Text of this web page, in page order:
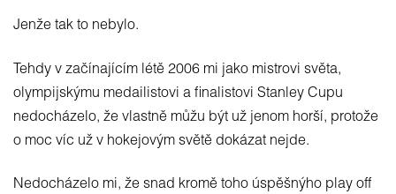
Jenže tak to nebylo.
Tehdy v začínajícím létě 2006 mi jako mistrovi světa,
olympijskýmu medailistovi a finalistovi Stanley Cupu
nedocházelo, že vlastně můžu být už jenom horší, protože
o moc víc už v hokejovým světě dokázat nejde.
Nedocházelo mi, že snad kromě toho úspěšnýho play off